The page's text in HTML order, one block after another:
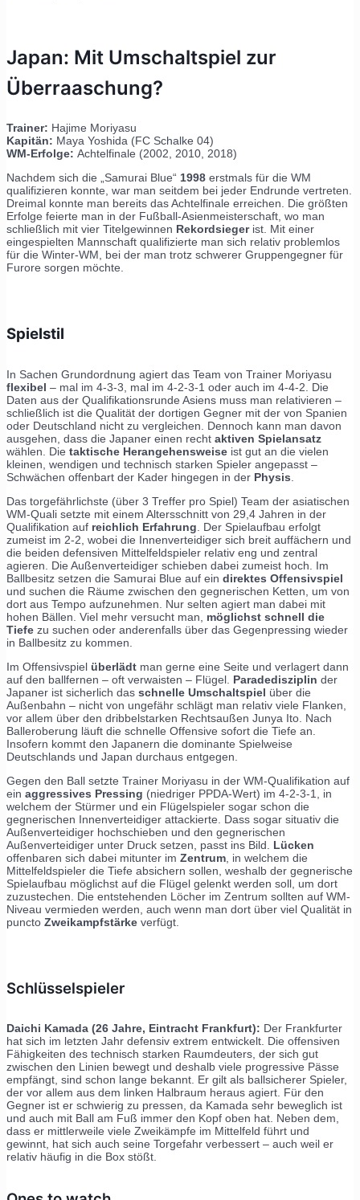
Japan: Mit Umschaltspiel zur
Überraaschung?
Trainer: Hajime Moriyasu
Kapitän: Maya Yoshida (FC Schalke 04)
WM-Erfolge: Achtelfinale (2002, 2010, 2018)
Nachdem sich die „Samurai Blue“ 1998 erstmals für die WM
qualifizieren konnte, war man seitdem bei jeder Endrunde vertreten.
Dreimal konnte man bereits das Achtelfinale erreichen. Die größten
Erfolge feierte man in der Fußball-Asienmeisterschaft, wo man
schließlich mit vier Titelgewinnen Rekordsiegerist. Mit einer
eingespielten Mannschaft qualifizierte man sich relativ problemlos
für die Winter-WM, bei der man trotz schwerer Gruppengegner für
Furore sorgen möchte.
Spielstil
In Sachen Grundordnung agiert das Team von Trainer Moriyasu
flexibel – mal im 4-3-3, mal im 4-2-3-1 oder auch im 4-4-2. Die
Daten aus der Qualifikationsrunde Asiens muss man relativieren –
schließlich ist die Qualität der dortigen Gegner mit der von Spanien
oder Deutschland nicht zu vergleichen. Dennoch kann man davon
ausgehen, dass die Japaner einen recht aktiven Spielansatz
wählen. Die taktische Herangehensweise ist gut an die vielen
kleinen, wendigen und technisch starken Spieler angepasst –
Schwächen offenbart der Kader hingegen in der Physis
Das torgefährlichste (über 3 Treffer pro Spiel) Team der asiatischen
WM-Quali setzte mit einem Altersschnitt von 29,4 Jahren in der
Qualifikation auf reichlich Erfahrung . Der Spielaufbau erfolgt
zumeist im 2-2, wobei die Innenverteidiger sich breit auffächern und
die beiden defensiven Mittelfeldspieler relativ eng und zentral
agieren. Die Außenverteidiger schieben dabei zumeist hoch. Im
Ballbesitz setzen die Samurai Blue auf ein direktes Offensivspiel
und suchen die Räume zwischen den gegnerischen Ketten, um von
dort aus Tempo aufzunehmen. Nur selten agiert man dabei mit
hohen Bällen. Viel mehr versucht man, möglichst schnell die
Tiefe zu suchen oder anderenfalls über das Gegenpressing wieder
in Ballbesitz zu kommen.
Im Offensivspiel überlädt man gerne eine Seite und verlagert dann
auf den ballfernen – oft verwaisten – Flügel. Paradedisziplin der
Japaner ist sicherlich das schnelle Umschaltspiel über die
Außenbahn – nicht von ungefähr schlägt man relativ viele Flanken,
vor allem über den dribbelstarken Rechtsaußen Junya Ito. Nach
Balleroberung läuft die schnelle Offensive sofort die Tiefe an.
Insofern kommt den Japanern die dominante Spielweise
Deutschlands und Japan durchaus entgegen.
Gegen den Ball setzte Trainer Moriyasu in der WM-Qualifikation auf
ein aggressives Pressing (niedriger PPDA-Wert) im 4-2-3-1, in
welchem der Stürmer und ein Flügelspieler sogar schon die
gegnerischen Innenverteidiger attackierte. Dass sogar situativ die
Außenverteidiger hochschieben und den gegnerischen
Außenverteidiger unter Druck setzen, passt ins Bild. Lücken
offenbaren sich dabei mitunter im Zentrum , in welchem die
Mittelfeldspieler die Tiefe absichern sollen, weshalb der gegnerische
Spielaufbau möglichst auf die Flügel gelenkt werden soll, um dort
zuzustechen. Die entstehenden Löcher im Zentrum sollten auf WM-
Niveau vermieden werden, auch wenn man dort über viel Qualität in
puncto Zweikampfstärke verfügt.
Schlüsselspieler
Daichi Kamada (26 Jahre, Eintracht Frankfurt): Der Frankfurter
hat sich im letzten Jahr defensiv extrem entwickelt. Die offensiven
Fähigkeiten des technisch starken Raumdeuters, der sich gut
zwischen den Linien bewegt und deshalb viele progressive Pässe
empfängt, sind schon lange bekannt. Er gilt als ballsicherer Spieler,
der vor allem aus dem linken Halbraum heraus agiert. Für den
Gegner ist er schwierig zu pressen, da Kamada sehr beweglich ist
und auch mit Ball am Fuß immer den Kopf oben hat. Neben dem,
dass er mittlerweile viele Zweikämpfe im Mittelfeld führt und
gewinnt, hat sich auch seine Torgefahr verbessert – auch weil er
relativ häufig in die Box stößt.